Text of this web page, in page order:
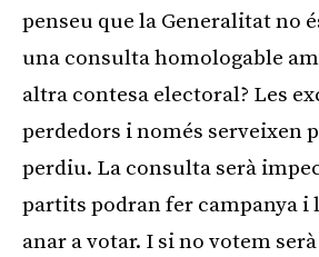
penseu que la Generalitat no
una consulta homologable
altra contesa electoral? Les
perdedors i només serveixen
perdiu. La consulta serà
partits podran fer campanya i
anar a votar. I si no votem